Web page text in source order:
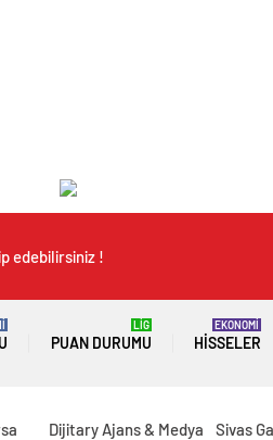
edebilirsiniz !
PUAN DURUMU
LİG
HISSELER
EKONOMİ
Dijitary Ajans & Medya
Sivas